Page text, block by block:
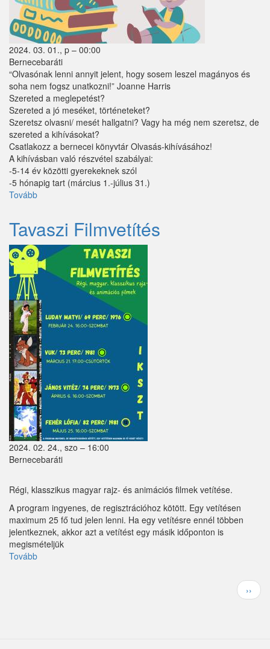
2024. 03. 01., p – 00:00
Bernecebaráti
“Olvasónak lenni annyit jelent, hogy sosem leszel magányos és
soha nem fogsz unatkozni!” Joanne Harris
Szereted a meglepetést?
Szereted a jó meséket, történeteket?
Szeretsz olvasni/ mesét hallgatni? Vagy ha még nem szeretsz, de
szereted a kihívásokat?
Csatlakozz a bernecei könyvtár Olvasás-kihívásához!
A kihívásban való részvétel szabályai:
-5-14 év közötti gyerekeknek szól
-5 hónapig tart (március 1.-július 31.)
Tovább
Tavaszi Filmvetítés
2024. 02. 24., szo – 16:00
Bernecebaráti
Régi, klasszikus magyar rajz- és animációs filmek vetítése.
A program ingyenes, de regisztrációhoz kötött. Egy vetítésen
maximum 25 fő tud jelen lenni. Ha egy vetítésre ennél többen
jelentkeznek, akkor azt a vetítést egy másik időponton is
megismételjük
Tovább
oldal
››